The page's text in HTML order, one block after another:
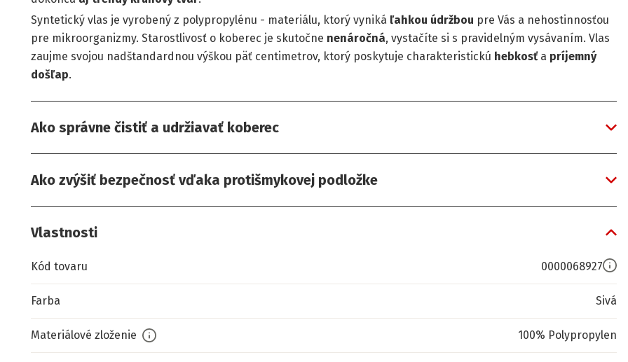
Syntetický vlas je vyrobený z polypropylénu - materiálu, ktorý vyniká ľahkou údržbou pre Vás a nehostinnosťou
pre mikroorganizmy. Starostlivosť o koberec je skutočne nenáročná, vystačíte si s pravidelným vysávaním. Vlas
zaujme svojou nadštandardnou výškou päť centimetrov, ktorý poskytuje charakteristickú hebkosťa príjemný
došľap.
Ako správne čistiť a udržiavať koberec
Ako zvýšiť bezpečnosť vďaka protišmykovej podložke
Vlastnosti
Kód tovaru 0000068927
Farba Sivá
Materiálové zloženie 100% Polypropylen